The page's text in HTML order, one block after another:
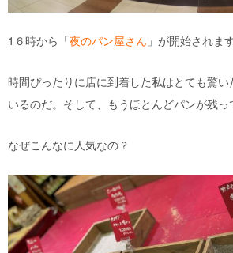
1６時から「夜のパン屋さん 」が開始されま
時間ぴったりに店に到着した私はとても驚
いるのだ。そして、もうほとんどパンが残っ
なぜこんなに人気なの？